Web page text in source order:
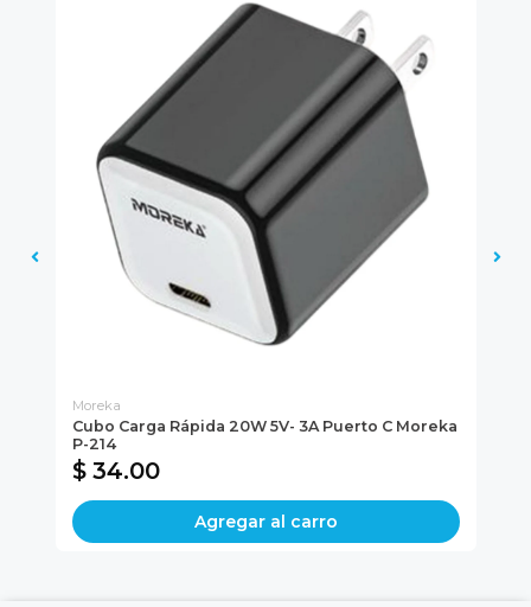
Moreka
Cubo Carga Rápida 20W 5V- 3A Puerto C Moreka
P-214
$ 34.00
Agregar al carro